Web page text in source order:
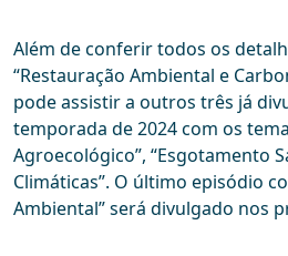
Além de conferir todos os
“Restauração Ambiental e
pode assistir a outros três já
temporada de 2024 com os
Agroecológico”, “Esgotamento
Climáticas”. O último episódio
Ambiental” será divulgado nos